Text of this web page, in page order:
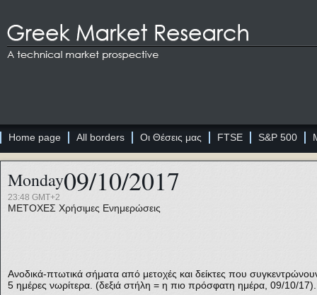
Home page All borders Οι Θέσεις μας FTSE S&P 500
Monday09/10/2017
23:48 GMT+2
ΜΕΤΟΧΕΣ Χρήσιμες Ενημερώσεις
Ανοδικά-πτωτικά σήματα από μετοχές και δείκτες που
5 ημέρες νωρίτερα. (δεξιά στήλη = η πιο πρόσφατη ημέρα, 09/10/17).